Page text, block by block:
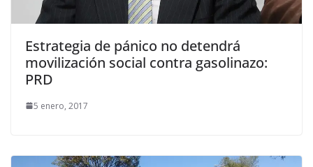
Estrategia de pánico no detendrá
movilización social contra gasolinazo:
PRD
5 enero, 2017